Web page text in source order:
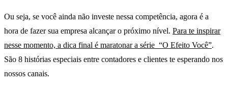
Ou seja, se você ainda não investe nessa competência, agora é a
hora de fazer sua empresa alcançar o próximo nível. Para te inspirar
nesse momento, a dica final é maratonar a série “O Efeito Você”.
São 8 histórias especiais entre contadores e clientes te esperando nos
nossos canais.